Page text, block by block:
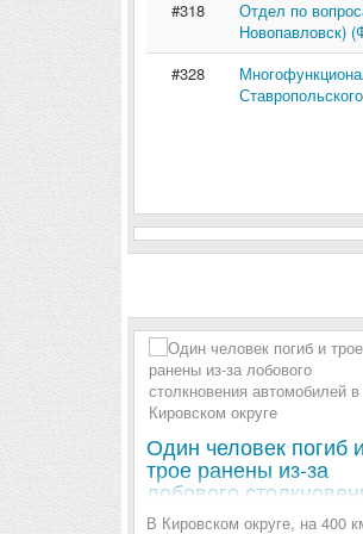
#318
Отдел по
Новопавловск)
#328
Один человек погиб и
трое ранены из-за
лобового
автомобилей в
В Кировском округе, на 400